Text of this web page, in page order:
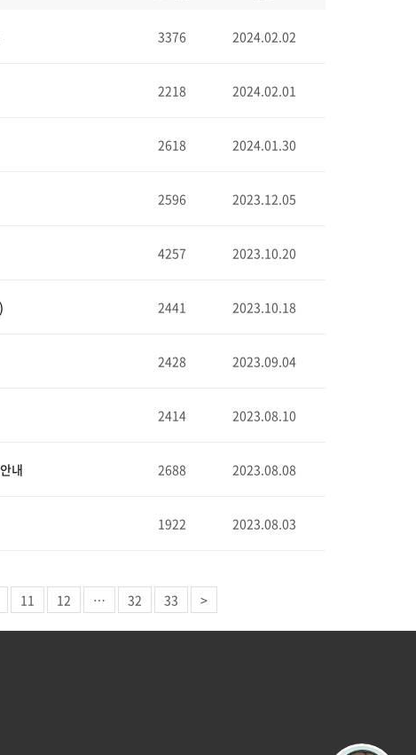
3376 2024.02.02
2218 2024.02.01
2618 2024.01.30
2596 2023.12.05
4257 2023.10.20
2441 2023.10.18
2428 2023.09.04
2414 2023.08.10
내 2688 2023.08.08
1922 2023.08.03
11 12 … 32 33 >